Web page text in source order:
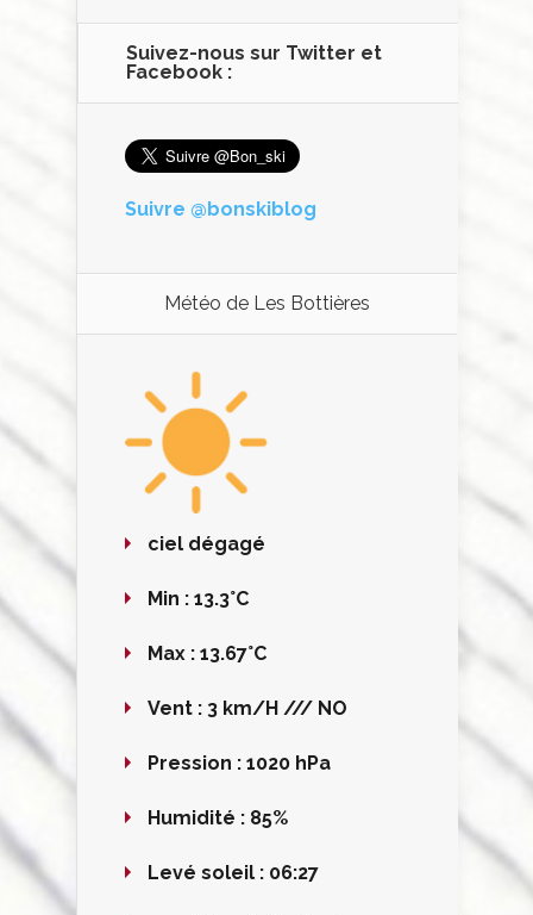
Suivez-nous sur Twitter et
Facebook :
Suivre @bonskiblog
Météo de Les Bottières
ciel dégagé
Min : 13.3°C
Max : 13.67°C
Vent : 3 km/H /// NO
Pression : 1020 hPa
Humidité : 85%
Levé soleil : 06:27